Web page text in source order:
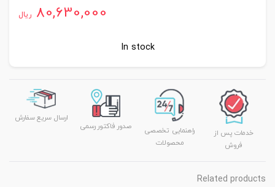
80,630,000 ریال
In stock
خدمات پس از
فروش
راهنمایی تخصصی
محصولات
صدور فاکتور رسمی
ارسال سریع سفارش
Related products